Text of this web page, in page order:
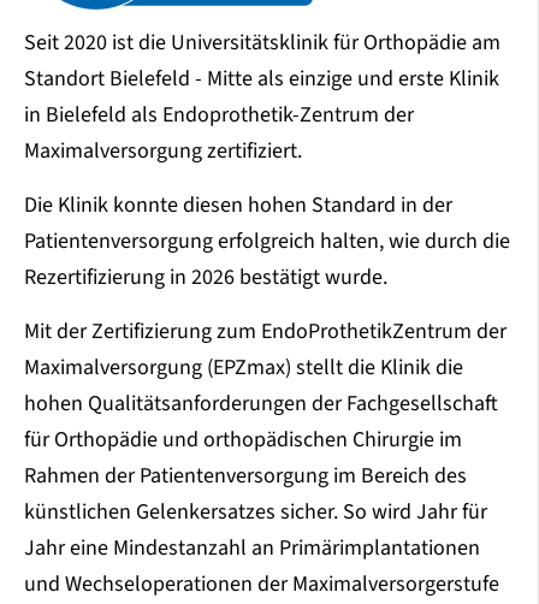
Seit 2020 ist die Universitätsklinik für Orthopädie am
Standort Bielefeld - Mitte als einzige und erste Klinik
in Bielefeld als Endoprothetik-Zentrum der
Maximalversorgung zertifiziert.
Die Klinik konnte diesen hohen Standard in der
Patientenversorgung erfolgreich halten, wie durch die
Rezertifizierung in 2026 bestätigt wurde.
Mit der Zertifizierung zum EndoProthetikZentrum der
Maximalversorgung (EPZmax) stellt die Klinik die
hohen Qualitätsanforderungen der Fachgesellschaft
für Orthopädie und orthopädischen Chirurgie im
Rahmen der Patientenversorgung im Bereich des
künstlichen Gelenkersatzes sicher. So wird Jahr für
Jahr eine Mindestanzahl an Primärimplantationen
und Wechseloperationen der Maximalversorgerstufe